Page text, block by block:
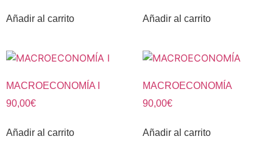
Añadir al carrito Añadir al carrito
MACROECONOMÍA I
90,00€
Añadir al carrito
MACROECONOMÍA
90,00€
Añadir al carrito